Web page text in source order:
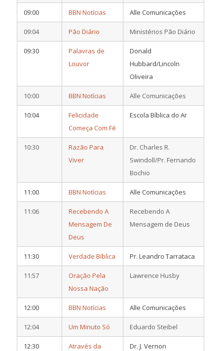
09:00 BBN Notícias Alle Comunicações
09:04 Pão Diário Ministérios Pão Diário
09:30
Palavras de
Louvor
Donald
Hubbard/Lincoln
Oliveira
10:00 BBN Notícias Alle Comunicações
10:04
Felicidade
Começa Com Fé
Escola Bíblica do Ar
10:30
Razão Para
Viver
Dr. Charles R.
Swindoll/Pr. Fernando
Bochio
11:00 BBN Notícias Alle Comunicações
11:06
Recebendo A
Mensagem De
Deus
Recebendo A
Mensagem de Deus
11:30 Verdade Bíblica Pr. Leandro Tarrataca
11:57
Oração Pela
Nossa Nação
Lawrence Husby
12:00 BBN Notícias Alle Comunicações
12:04 Um Minuto Só Eduardo Steibel
12:30
Através da
Dr. J. Vernon